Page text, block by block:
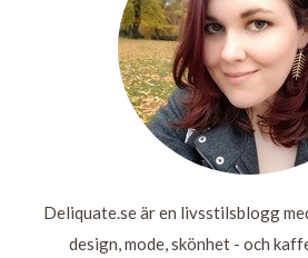
Deliquate.se är en livsstilsblogg
design, mode, skönhet - och